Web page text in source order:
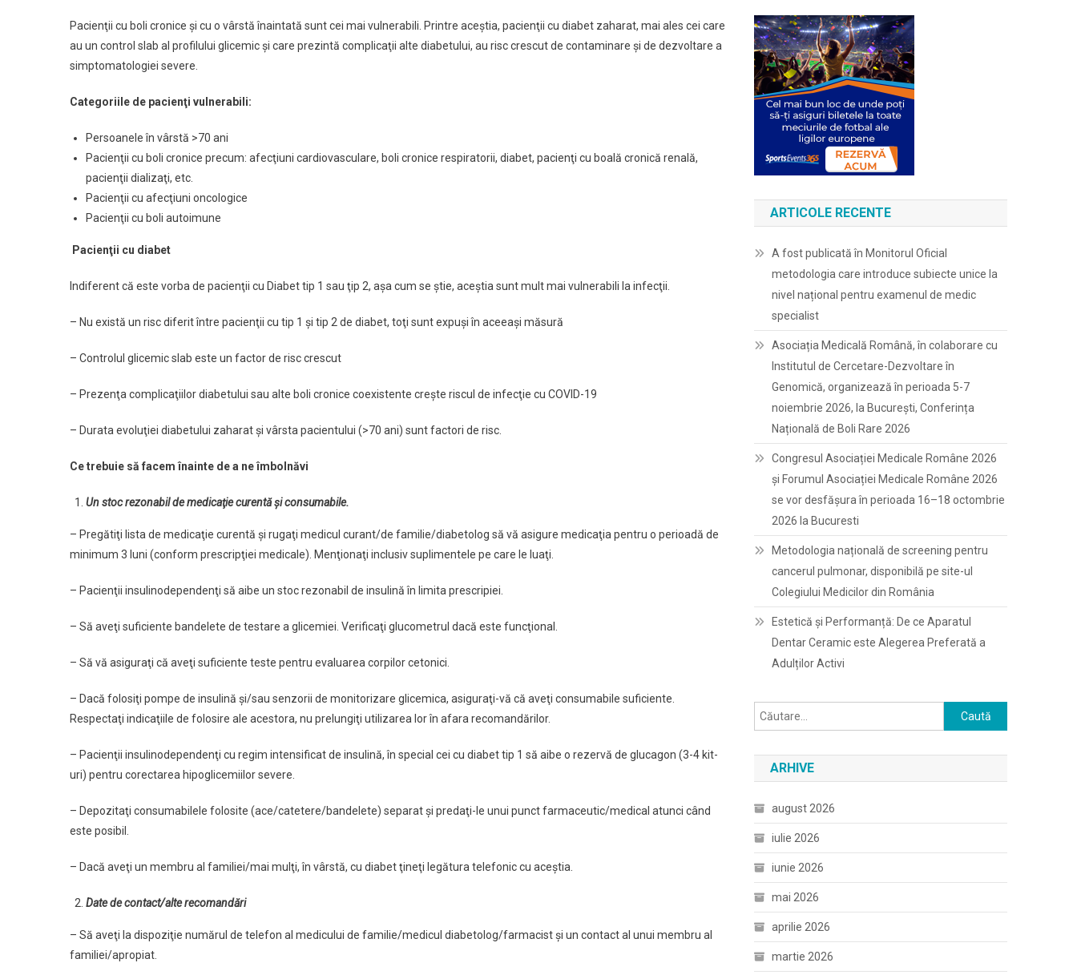
Pacienţii cu boli cronice şi cu o vârstă înaintată sunt cei mai vulnerabili. Printre aceştia, pacienţii cu diabet zaharat, mai ales cei care
au un control slab al profilului glicemic şi care prezintă complicaţii alte diabetului, au risc crescut de contaminare şi de dezvoltare a
simptomatologiei severe.
Categoriile de pacienţi vulnerabili:
Persoanele în vârstă >70 ani
Pacienţii cu boli cronice precum: afecţiuni cardiovasculare, boli cronice respiratorii, diabet, pacienţi cu boală cronică renală,
pacienţii dializaţi, etc.
Pacienţii cu afecţiuni oncologice
Pacienţii cu boli autoimune
Pacienţii cu diabet
Indiferent că este vorba de pacienţii cu Diabet tip 1 sau ţip 2, aşa cum se ştie, aceştia sunt mult mai vulnerabili la infecţii.
– Nu există un risc diferit între pacienţii cu tip 1 şi tip 2 de diabet, toţi sunt expuşi în aceeaşi măsură
– Controlul glicemic slab este un factor de risc crescut
– Prezenţa complicaţiilor diabetului sau alte boli cronice coexistente creşte riscul de infecţie cu COVID-19
– Durata evoluţiei diabetului zaharat şi vârsta pacientului (>70 ani) sunt factori de risc.
Ce trebuie să facem înainte de a ne îmbolnăvi
Un stoc rezonabil de medicaţie curentă şi consumabile.
– Pregătiţi lista de medicaţie curentă şi rugaţi medicul curant/de familie/diabetolog să vă asigure medicaţia pentru o perioadă de
minimum 3 luni (conform prescripţiei medicale). Menţionaţi inclusiv suplimentele pe care le luaţi.
– Pacienţii insulinodependenţi să aibe un stoc rezonabil de insulină în limita prescripiei.
– Să aveţi suficiente bandelete de testare a glicemiei. Verificaţi glucometrul dacă este funcţional.
– Să vă asiguraţi că aveţi suficiente teste pentru evaluarea corpilor cetonici.
– Dacă folosiţi pompe de insulină şi/sau senzorii de monitorizare glicemica, asiguraţi-vă că aveţi consumabile suficiente.
Respectaţi indicaţiile de folosire ale acestora, nu prelungiţi utilizarea lor în afara recomandărilor.
– Pacienţii insulinodependenţi cu regim intensificat de insulină, în special cei cu diabet tip 1 să aibe o rezervă de glucagon (3-4 kit-
uri) pentru corectarea hipoglicemiilor severe.
– Depozitaţi consumabilele folosite (ace/catetere/bandelete) separat şi predaţi-le unui punct farmaceutic/medical atunci când
este posibil.
– Dacă aveţi un membru al familiei/mai mulţi, în vârstă, cu diabet ţineţi legătura telefonic cu aceştia.
Date de contact/alte recomandări
– Să aveţi la dispoziţie numărul de telefon al medicului de familie/medicul diabetolog/farmacist şi un contact al unui membru al
familiei/apropiat.
ARTICOLE RECENTE
A fost publicată în Monitorul Oficial
metodologia care introduce subiecte unice la
nivel național pentru examenul de medic
specialist
Asociația Medicală Română, în colaborare cu
Institutul de Cercetare-Dezvoltare în
Genomică, organizează în perioada 5-7
noiembrie 2026, la București, Conferința
Națională de Boli Rare 2026
Congresul Asociației Medicale Române 2026
și Forumul Asociației Medicale Române 2026
se vor desfășura în perioada 16–18 octombrie
2026 la Bucuresti
Metodologia națională de screening pentru
cancerul pulmonar, disponibilă pe site-ul
Colegiului Medicilor din România
Estetică și Performanță: De ce Aparatul
Dentar Ceramic este Alegerea Preferată a
Adulților Activi
Caută
după:
ARHIVE
august 2026
iulie 2026
iunie 2026
mai 2026
aprilie 2026
martie 2026